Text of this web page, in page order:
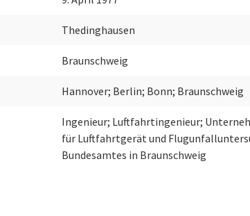
Thedinghausen
Braunschweig
Hannover; Berlin; Bonn; Braunschweig
Ingenieur; Luftfahrtingenieur;
für Luftfahrtgerät und
Bundesamtes in Braunschweig